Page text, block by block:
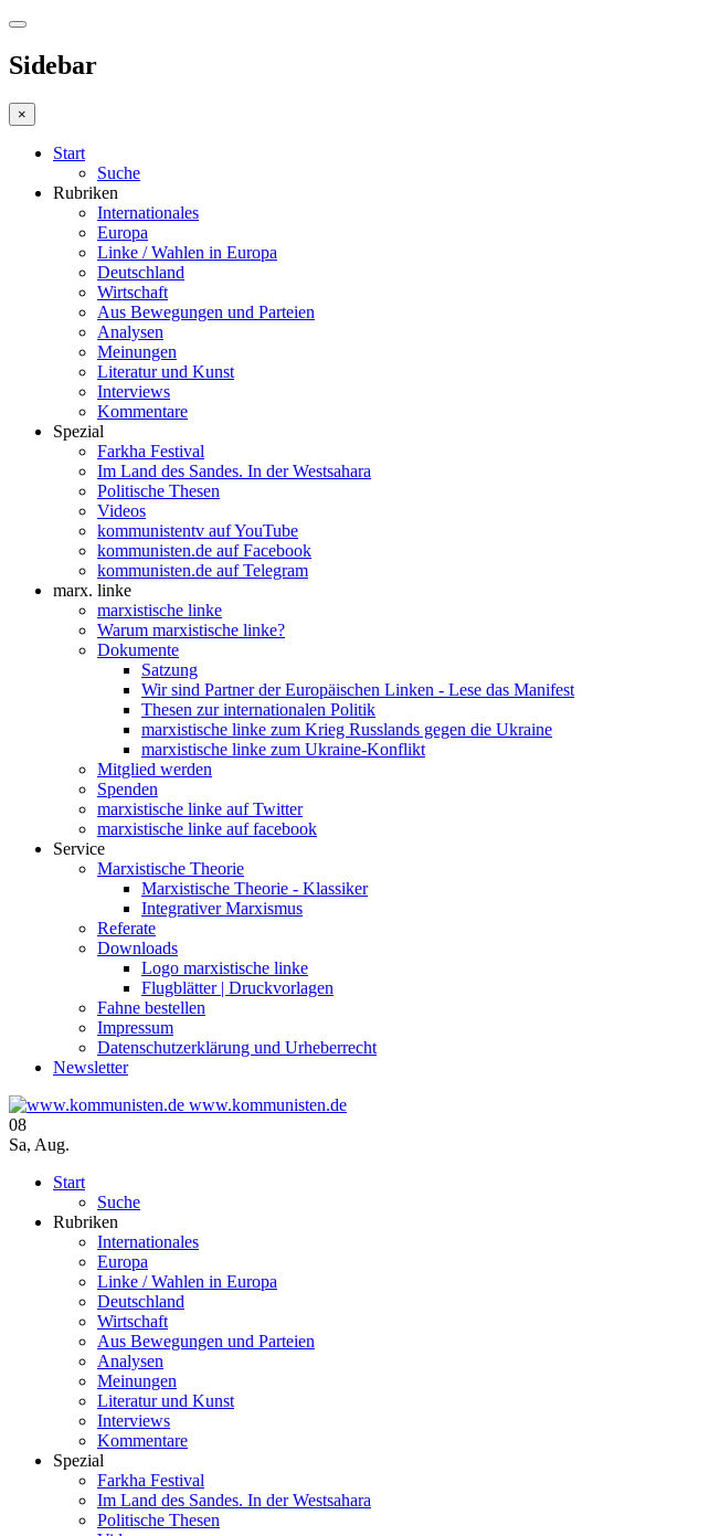
Sidebar
×
Start
Suche
Rubriken
Internationales
Europa
Linke / Wahlen in Europa
Deutschland
Wirtschaft
Aus Bewegungen und Parteien
Analysen
Meinungen
Literatur und Kunst
Interviews
Kommentare
Spezial
Farkha Festival
Im Land des Sandes. In der Westsahara
Politische Thesen
Videos
kommunistentv auf YouTube
kommunisten.de auf Facebook
kommunisten.de auf Telegram
marx. linke
marxistische linke
Warum marxistische linke?
Dokumente
Satzung
Wir sind Partner der Europäischen Linken - Lese das Manifest
Thesen zur internationalen Politik
marxistische linke zum Krieg Russlands gegen die Ukraine
marxistische linke zum Ukraine-Konflikt
Mitglied werden
Spenden
marxistische linke auf Twitter
marxistische linke auf facebook
Service
Marxistische Theorie
Marxistische Theorie - Klassiker
Integrativer Marxismus
Referate
Downloads
Logo marxistische linke
Flugblätter | Druckvorlagen
Fahne bestellen
Impressum
Datenschutzerklärung und Urheberrecht
Newsletter
www.kommunisten.de
08
Sa, Aug.
Start
Suche
Rubriken
Internationales
Europa
Linke / Wahlen in Europa
Deutschland
Wirtschaft
Aus Bewegungen und Parteien
Analysen
Meinungen
Literatur und Kunst
Interviews
Kommentare
Spezial
Farkha Festival
Im Land des Sandes. In der Westsahara
Politische Thesen